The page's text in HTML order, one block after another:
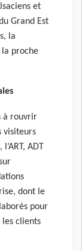
et
Grand Est
la
la proche
à rouvrir
visiteurs
​ADT
​dont le
pour
clients